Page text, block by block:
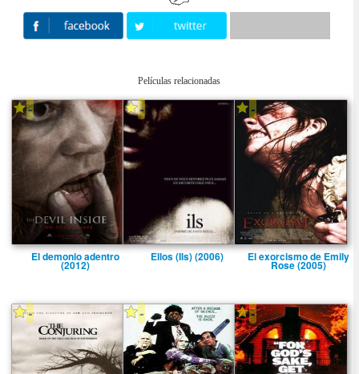
Películas relacionadas
-
El demonio adentro
(2012)
-
Ellos (Ils) (2006)
-
El exorcismo de Emily
Rose (2005)
- - -